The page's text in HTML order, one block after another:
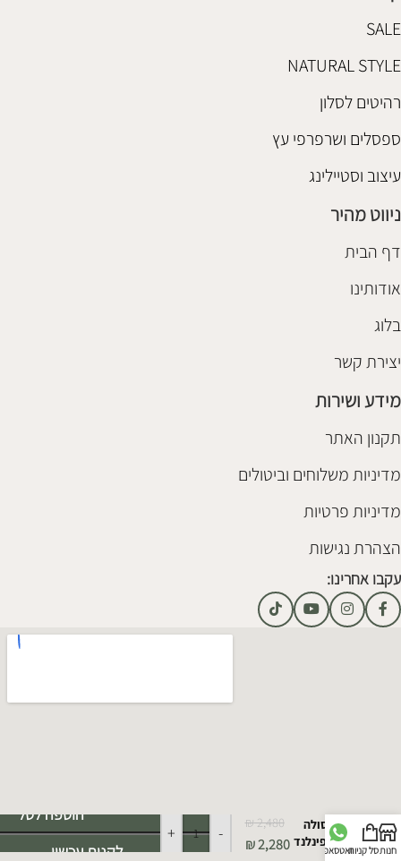
SALE
NATURAL STYLE
רהיטים לסלון
ספסלים ושרפרפי עץ
עיצוב וסטיילינג
ניווט מהיר
דף הבית
אודותינו
בלוג
יצירת קשר
מידע ושירות
תקנון האתר
מדיניות משלוחים וביטולים
מדיניות פרטיות
הצהרת נגישות
עקבו אחרינו:
חנותסל קניותוואטסאפ
קונסולה
עץ פינלנד
₪2,480
₪2,280
-
+
הוספה לסל
לקנות עכשיו